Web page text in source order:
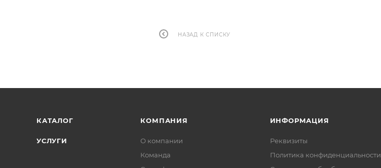
НАЗАД К СПИСКУ
КАТАЛОГ
УСЛУГИ
КОМПАНИЯ
О компании
Команда
ИНФОРМАЦИЯ
Реквизиты
Политика конфиденциальности